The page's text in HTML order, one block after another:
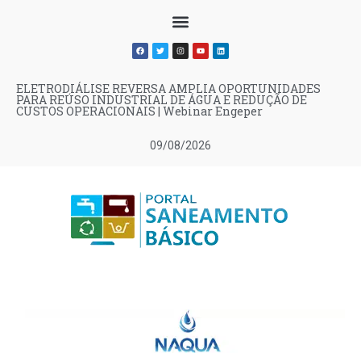
09/08/2026
ELETRODIÁLISE REVERSA AMPLIA OPORTUNIDADES
PARA REÚSO INDUSTRIAL DE ÁGUA E REDUÇÃO DE
CUSTOS OPERACIONAIS | Webinar Engeper